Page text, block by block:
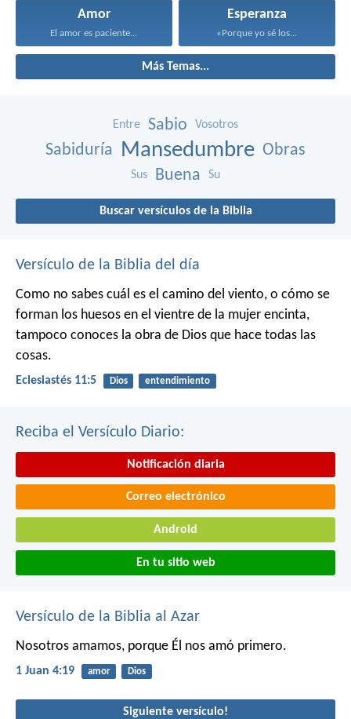
Amor
El amor es paciente...
Esperanza
«Porque yo sé los...
Más Temas...
Entre Sabio Vosotros
Sabiduría Mansedumbre Obras
Sus Buena Su
Buscar versículos de la Biblia
Versículo de la Biblia del día
Como no sabes cuál es el camino del viento, o cómo se
forman los huesos en el vientre de la mujer encinta,
tampoco conoces la obra de Dios que hace todas las
cosas.
Eclesiastés 11:5 Dios entendimiento
Reciba el Versículo Diario:
Notificación diaria
Correo electrónico
Android
En tu sitio web
Versículo de la Biblia al Azar
Nosotros amamos, porque Él nos amó primero.
1 Juan 4:19 amor Dios
Siguiente versículo!